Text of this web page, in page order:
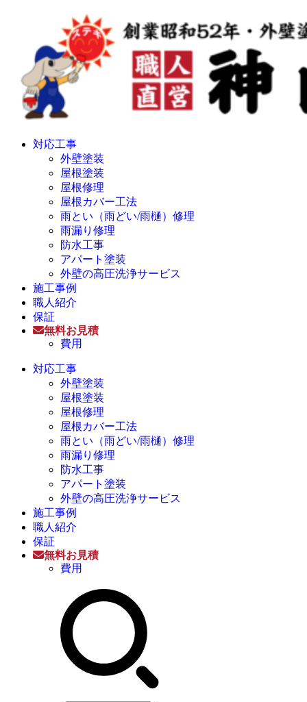
対応工事
外壁塗装
屋根塗装
屋根修理
屋根カバー工法
雨とい（雨どい/雨樋）修理
雨漏り修理
防水工事
アパート塗装
外壁の高圧洗浄サービス
施工事例
職人紹介
保証
無料お見積
費用
対応工事
外壁塗装
屋根塗装
屋根修理
屋根カバー工法
雨とい（雨どい/雨樋）修理
雨漏り修理
防水工事
アパート塗装
外壁の高圧洗浄サービス
施工事例
職人紹介
保証
無料お見積
費用